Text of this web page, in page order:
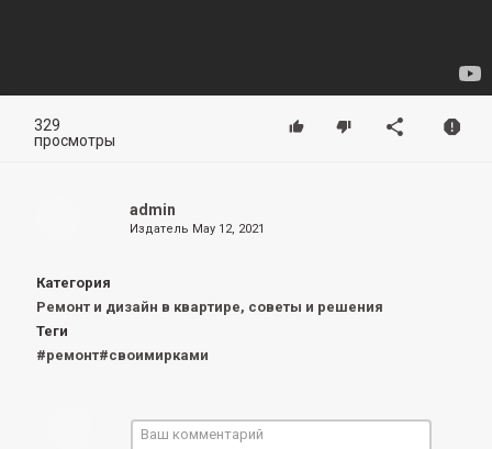
329
просмотры
admin
Издатель May 12, 2021
Категория
Ремонт и дизайн в квартире, советы и решения
Теги
#ремонт#своимирками